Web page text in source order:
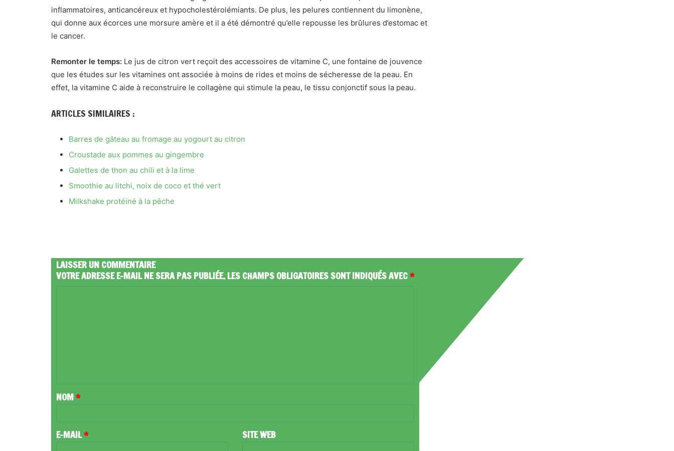
inflammatoires, anticancéreux et hypocholestérolémiants. De plus, les pelures contiennent du limonène,
qui donne aux écorces une morsure amère et il a été démontré qu’elle repousse les brûlures d’estomac et
le cancer.
Remonter le temps: Le jus de citron vert reçoit des accessoires de vitamine C, une fontaine de jouvence
que les études sur les vitamines ont associée à moins de rides et moins de sécheresse de la peau. En
effet, la vitamine C aide à reconstruire le collagène qui stimule la peau, le tissu conjonctif sous la peau.
ARTICLES SIMILAIRES :
Barres de gâteau au fromage au yogourt au citron
Croustade aux pommes au gingembre
Galettes de thon au chili et à la lime
Smoothie au litchi, noix de coco et thé vert
Milkshake protéiné à la pêche
LAISSER UN COMMENTAIRE
VOTRE ADRESSE E-MAIL NE SERA PAS PUBLIÉE.LES CHAMPS OBLIGATOIRES SONT INDIQUÉS AVEC*
A
R
NOM*
E-MAIL* SITE WEB